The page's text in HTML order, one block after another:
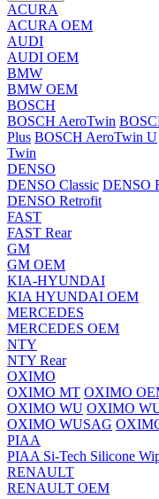
ACURA
ACURA OEM
AUDI
AUDI OEM
BMW
BMW OEM
BOSCH
BOSCH AeroTwin
Plus BOSCH AeroTwin U
Twin
DENSO
DENSO Classic DENSO
DENSO Retrofit
FAST
FAST Rear
GM
GM OEM
KIA-HYUNDAI
KIA HYUNDAI OEM
MERCEDES
MERCEDES OEM
NTY
NTY Rear
OXIMO
OXIMO MT OXIMO
OXIMO WU OXIMO
OXIMO WUSAG
PIAA
PIAA Si-Tech Silicone
RENAULT
RENAULT OEM